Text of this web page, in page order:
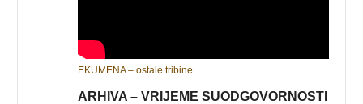
EKUMENA – ostale tribine
ARHIVA – VRIJEME SUODGOVORNOSTI